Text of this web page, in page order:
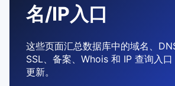
名/IP入口
这些页面汇总数据库中的域名、
SSL、备案、Whois 和 IP 查询入
更新。